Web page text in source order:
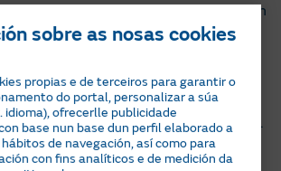
dispositivo que converte a luz solar en
a conversión fotovoltaica.
solares de silicio, xera corrente
ao sol.
pode usarse directamente,
ou inxectarse á rede,
fonte de enerxía limpa e renovable.
Fichas técnicas
sobre as nosas cookies
propias e de terceiros para garantir o
do portal, personalizar a súa
idioma), ofrecerlle publicidade
base nun base dun perfil elaborado a
de navegación, así como para
con fins analíticos e de medición da